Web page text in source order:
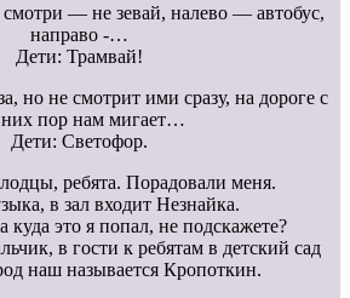
— не зевай, налево — автобус,
направо -…
Дети: Трамвай!
но не смотрит ими сразу, на дороге с
пор нам мигает…
Дети: Светофор.
ребята. Порадовали меня.
в зал входит Незнайка.
куда это я попал, не подскажете?
в гости к ребятам в детский сад
наш называется Кропоткин.